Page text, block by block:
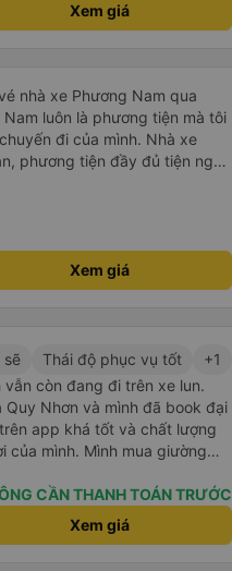
Xem giá
nhà xe Phương Nam qua
luôn là phương tiện mà tôi
đi của mình. Nhà xe
phương tiện đầy đủ tiện nghi
vẻ lịch sự, xe chạy đúng
của mình. Chân thành cảm ơn
xe Phương Nam giúp cho
của mình.
Xem giá
sẽ Thái độ phục vụ tốt
+1
còn đang đi trên xe lun.
Nhơn và mình đã book đại
app khá tốt và chất lượng
của mình. Mình mua giường
viên của nhà xe phải nói là
chuyến đi mình có gọi
trợ mình nói chuyện
mình lên xe trung chuyển và
CẦN THANH TOÁN TRƯỚC
Xem giá